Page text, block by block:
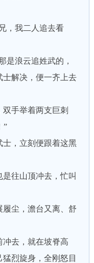
，我二人追去看
浪云追姓武的，
解决，便一齐上去
手举着两支巨刺
”
，立刻便跟着这黑
往山顶冲去，忙叫
尘，澹台又离、舒
去，就在坡脊高
烈旋身，全刚怒目